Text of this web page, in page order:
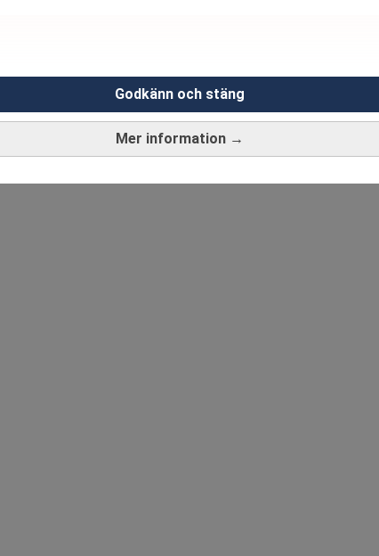
Mer information →
Godkänn och stäng